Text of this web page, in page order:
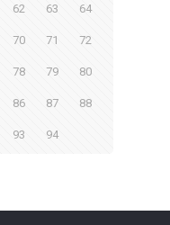
62 63 64
70 71 72
78 79 80
86 87 88
93 94